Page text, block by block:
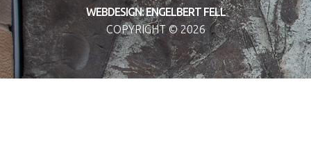
WEBDESIGN: ENGELBERT FELL
COPYRIGHT © 2026